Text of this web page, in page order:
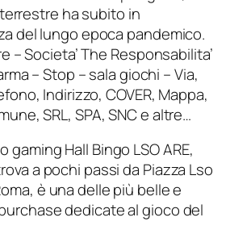
ha subito in
del lungo epoca pandemico.
– Societa’ The Responsabilita’
– Stop – sala giochi – Via,
Indirizzo, COVER, Mappa,
SRL, SPA, SNC e altre…
gaming Hall Bingo LSO ARE,
a pochi passi da Piazza Lso
è una delle più belle e
dedicate al gioco del